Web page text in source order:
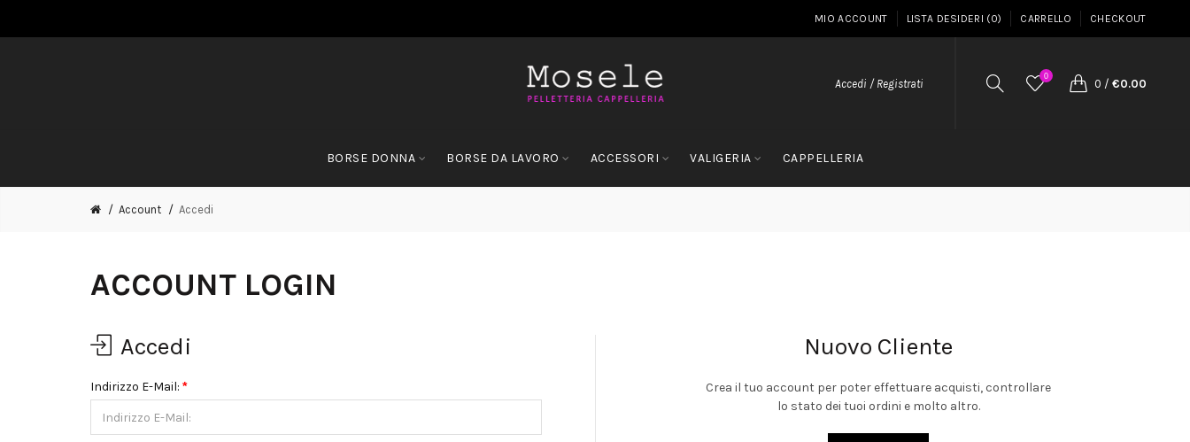
MIO ACCOUNT LISTA DESIDERI (0) CARRELLO CHECKOUT
Accedi / Registrati
0
0 / €0.00
BORSE DONNA BORSE DA LAVORO ACCESSORI VALIGERIA CAPPELLERIA
Account Accedi
ACCOUNT LOGIN
Accedi
Indirizzo E-Mail:
Nuovo Cliente
Crea il tuo account per poter effettuare acquisti, controllare
lo stato dei tuoi ordini e molto altro.